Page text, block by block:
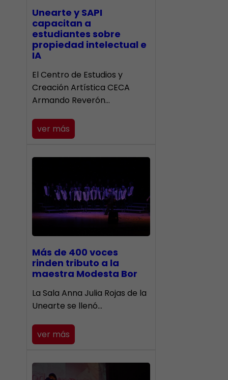
Unearte y SAPI
capacitan a
estudiantes sobre
propiedad intelectual e
IA
El Centro de Estudios y
Creación Artística CECA
Armando Reverón…
ver más
Más de 400 voces
rinden tributo a la
maestra Modesta Bor
​La Sala Anna Julia Rojas de la
Unearte se llenó…
ver más